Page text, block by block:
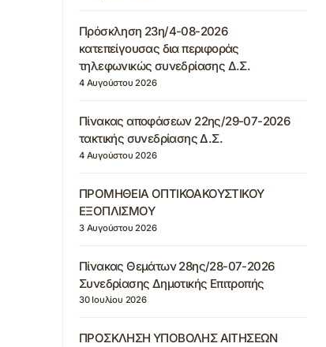
Πρόσκληση 23η/4-08-2026
κατεπείγουσας δια περιφοράς
τηλεφωνικώς συνεδρίασης Δ.Σ.
4 Αυγούστου 2026
Πίνακας αποφάσεων 22ης/29-07-2026
τακτικής συνεδρίασης Δ.Σ.
4 Αυγούστου 2026
ΠΡΟΜΗΘΕΙΑ ΟΠΤΙΚΟΑΚΟΥΣΤΙΚΟΥ
ΕΞΟΠΛΙΣΜΟΥ
3 Αυγούστου 2026
Πίνακας Θεμάτων 28ης/28-07-2026
Συνεδρίασης Δημοτικής Επιτροπής
30 Ιουλίου 2026
ΠΡΟΣΚΛΗΣΗ ΥΠΟΒΟΛΗΣ ΑΙΤΗΣΕΩΝ